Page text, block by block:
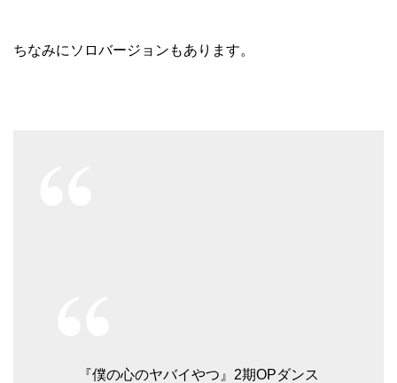
ちなみにソロバージョンもあります。
『僕の心のヤバイやつ』2期OPダンス